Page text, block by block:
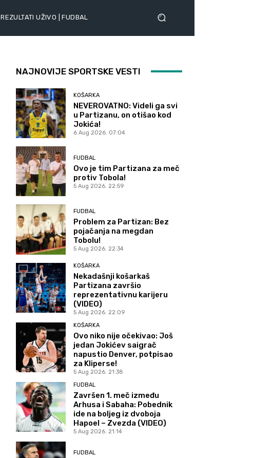
REZULTATI UŽIVO | FUDBAL
NAJNOVIJE SPORTSKE VESTI
KOŠARKA
NEVEROVATNO: Videli ga svi
u Partizanu, on otišao kod
Jokića!
6 Aug 2026. 07:04
FUDBAL
Ovo je tim Partizana za meč
protiv Tobola!
5 Aug 2026. 22:59
FUDBAL
Problem za Partizan: Bez
pojačanja na megdan
Tobolu!
5 Aug 2026. 22:34
KOŠARKA
Nekadašnji košarkaš
Partizana završio
reprezentativnu karijeru
(VIDEO)
5 Aug 2026. 22:09
KOŠARKA
Ovo niko nije očekivao: Još
jedan Jokićev saigrač
napustio Denver, potpisao
za Kliperse!
5 Aug 2026. 21:38
FUDBAL
Završen 1. meč između
Arhusa i Sabaha: Pobednik
ide na boljeg iz dvoboja
Hapoel – Zvezda (VIDEO)
5 Aug 2026. 21:14
FUDBAL